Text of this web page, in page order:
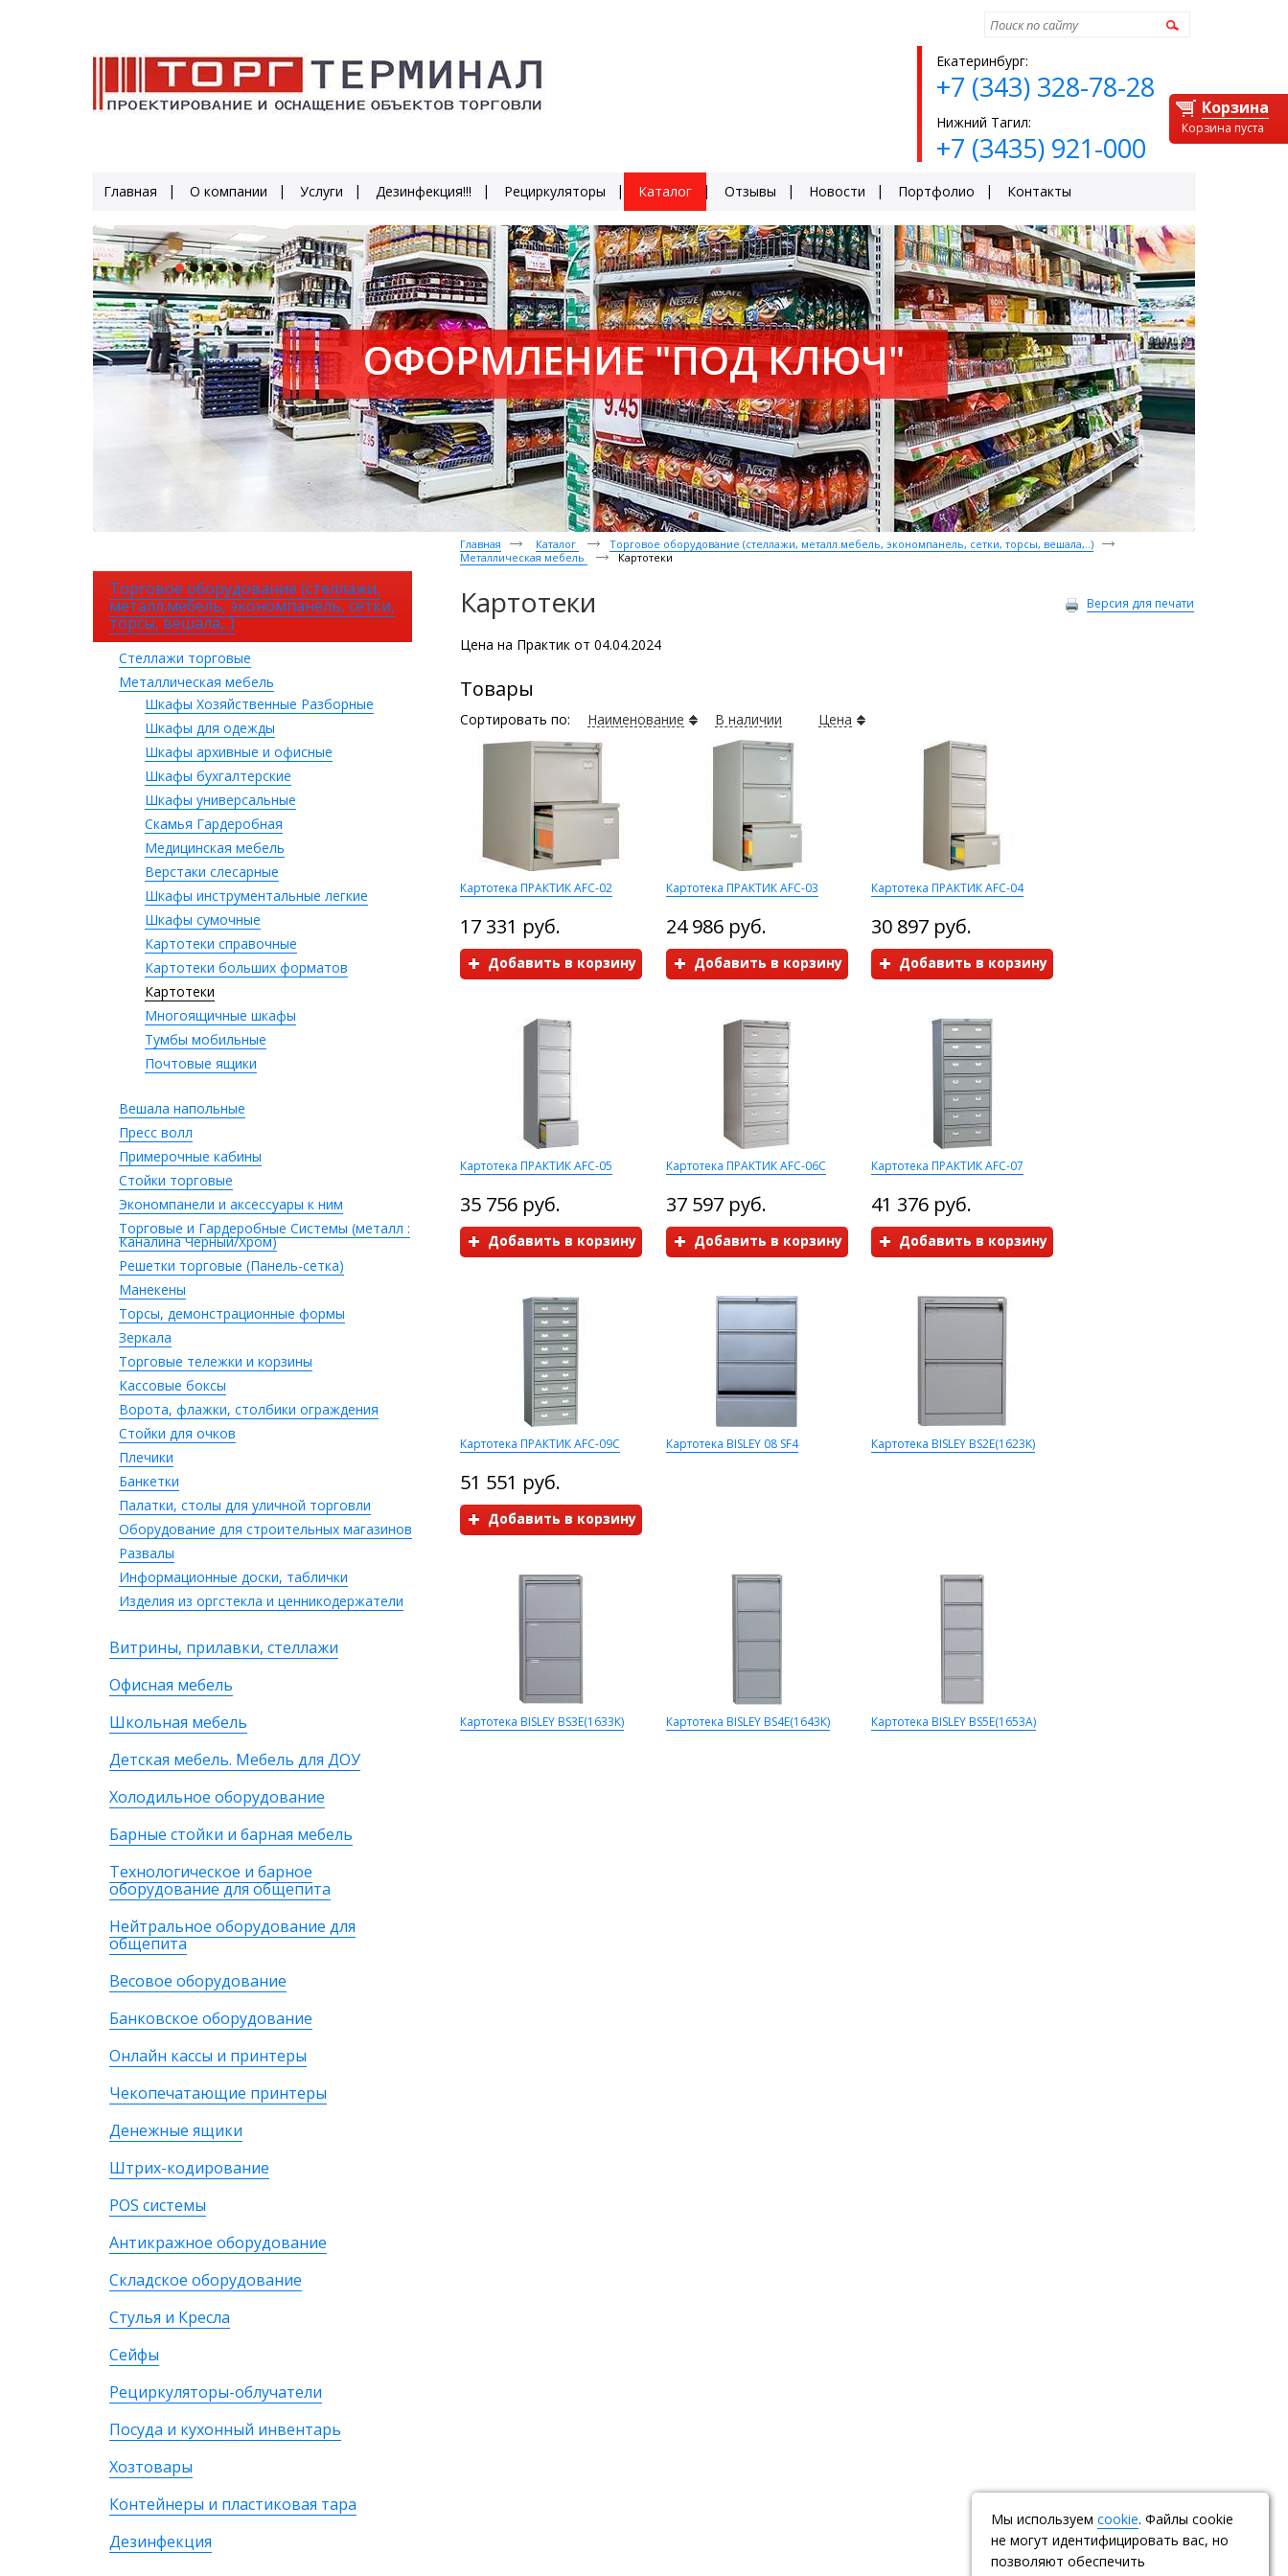
Екатеринбург:
+7 (343) 328-78-28
Нижний Тагил:
+7 (3435) 921-000
Главная О компании Услуги Дезинфекция!!! Рециркуляторы Каталог Отзывы Новости Портфолио Контакты
Корзина
Корзина пуста
ОФОРМЛЕНИЕ "ПОД КЛЮЧ"
Торговое оборудование (стеллажи,
металл.мебель, экономпанель, сетки,
торсы, вешала,..)
Стеллажи торговые
Металлическая мебель
Шкафы Хозяйственные Разборные
Шкафы для одежды
Шкафы архивные и офисные
Шкафы бухгалтерские
Шкафы универсальные
Скамья Гардеробная
Медицинская мебель
Верстаки слесарные
Шкафы инструментальные легкие
Шкафы сумочные
Картотеки справочные
Картотеки больших форматов
Картотеки
Многоящичные шкафы
Тумбы мобильные
Почтовые ящики
Вешала напольные
Пресс волл
Примерочные кабины
Стойки торговые
Экономпанели и аксессуары к ним
Торговые и Гардеробные Системы (металл :
Каналина Черный/Хром)
Решетки торговые (Панель-сетка)
Манекены
Торсы, демонстрационные формы
Зеркала
Торговые тележки и корзины
Кассовые боксы
Ворота, флажки, столбики ограждения
Стойки для очков
Плечики
Банкетки
Палатки, столы для уличной торговли
Оборудование для строительных магазинов
Развалы
Информационные доски, таблички
Изделия из оргстекла и ценникодержатели
Витрины, прилавки, стеллажи
Офисная мебель
Школьная мебель
Детская мебель. Мебель для ДОУ
Холодильное оборудование
Барные стойки и барная мебель
Технологическое и барное
оборудование для общепита
Нейтральное оборудование для
общепита
Весовое оборудование
Банковское оборудование
Онлайн кассы и принтеры
Чекопечатающие принтеры
Денежные ящики
Штрих-кодирование
POS системы
Антикражное оборудование
Складское оборудование
Стулья и Кресла
Сейфы
Рециркуляторы-облучатели
Посуда и кухонный инвентарь
Хозтовары
Контейнеры и пластиковая тара
Дезинфекция
Главная Каталог
Торговое оборудование (стеллажи, металл.мебель, экономпанель, сетки, торсы, вешала,..)
Металлическая мебель
Картотеки
Картотеки Версия для печати
Цена на Практик от 04.04.2024
Товары
Сортировать по: Наименование В наличии Цена
Картотека ПРАКТИК AFC-02
17 331 руб.
Добавить в корзину
Картотека ПРАКТИК AFC-03
24 986 руб.
Добавить в корзину
Картотека ПРАКТИК AFC-04
30 897 руб.
Добавить в корзину
Картотека ПРАКТИК AFC-05
35 756 руб.
Добавить в корзину
Картотека ПРАКТИК AFC-06C
37 597 руб.
Добавить в корзину
Картотека ПРАКТИК AFC-07
41 376 руб.
Добавить в корзину
Картотека ПРАКТИК AFC-09C
51 551 руб.
Добавить в корзину
Картотека BISLEY 08 SF4 Картотека BISLEY BS2E(1623K)
Картотека BISLEY BS3E(1633К) Картотека BISLEY BS4E(1643К) Картотека BISLEY BS5E(1653А)
Мы используем cookie. Файлы cookie
не могут идентифицировать вас, но
позволяют обеспечить